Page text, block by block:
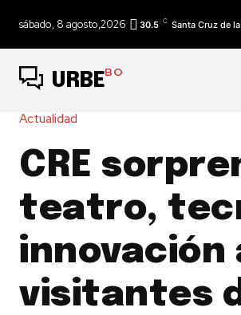
sábado, 8 agosto,2026 30.5 C Santa Cruz de
URBEBO
Actualidad
CRE
teatro,
innovación
visitantes